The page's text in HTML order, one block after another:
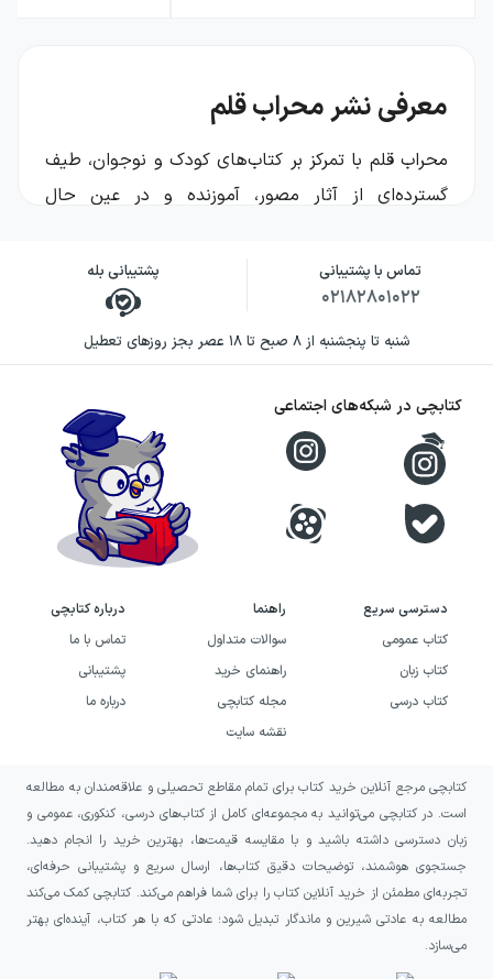
معرفی نشر محراب قلم
محراب قلم با تمرکز بر کتاب‌های کودک و نوجوان، طیف
گسترده‌ای از آثار مصور، آموزنده و در عین حال
کتاب فقط وسیله‌ی سرگرمی نیست؛ بلکه فرصتی است
برای آشنایی کودک با دنیای اطراف، تقویت مهارت‌های
پایه، و ایجاد عادت کتاب‌خوانی از همان سال‌های
نخست. بسیاری از عنوان‌های محراب قلم با رویکرد
ترجمه و اقتباس از آثار شناخته‌شده‌ی بین‌المللی، به
زبان ساده و قابل‌فهم عرضه می‌شوند و برای گروه‌های
سنی مختلف راهنمایی روشن دارند.
تاریخچه‌ی نشر محراب قلم
کودک و نوجوان شکل گرفت و در سال‌های بعد، رویکرد
خود را به سمت کتاب‌های مرجع و فرهنگ‌نامه‌های
ویژه‌ی خردسالان و کودکان نیز گسترش داد. این مسیر
با ترجمه‌ی مجموعه‌های شناخته‌شده‌ی جهانی و تبدیل
همراه شد؛ از جمله در معرفی مجموعه‌ای با محور ورود
کودکان به مفاهیم اجتماعی و سیاسیِ قابل‌فهم برای
سنین پایین. در کنار این، مدیریت مجموعه در
دوره‌های مختلف بر محور گفت‌وگو، فرهنگ‌سازی
کتاب‌خوانی و توجه به نیاز مخاطب تثبیت شده است.
تماس با پشتیبانی
۰۲۱۸۲۸۰۱۰۲۲
پشتیبانی بله
شنبه تا پنجشنبه از ۸ صبح تا ۱۸ عصر بجز روزهای تعطیل
دسترسی سریع
کتاب عمومی
کتاب زبان
کتاب درسی
راهنما
سوالات متداول
راهنمای خرید
مجله کتابچی
نقشه سایت
درباره کتابچی
تماس با ما
پشتیبانی
درباره ما
کتابچی در شبکه‌های اجتماعی
کتابچی مرجع آنلاین خرید کتاب برای تمام مقاطع تحصیلی و علاقه‌مندان به مطالعه
است. در کتابچی می‌توانید به مجموعه‌ای کامل از کتاب‌های درسی، کنکوری، عمومی و
زبان دسترسی داشته باشید و با مقایسه قیمت‌ها، بهترین خرید را انجام دهید.
جستجوی هوشمند، توضیحات دقیق کتاب‌ها، ارسال سریع و پشتیبانی حرفه‌ای،
تجربه‌ای مطمئن از خرید آنلاین کتاب را برای شما فراهم می‌کند. کتابچی کمک می‌کند
مطالعه به عادتی شیرین و ماندگار تبدیل شود؛ عادتی که با هر کتاب، آینده‌ای بهتر
می‌سازد.